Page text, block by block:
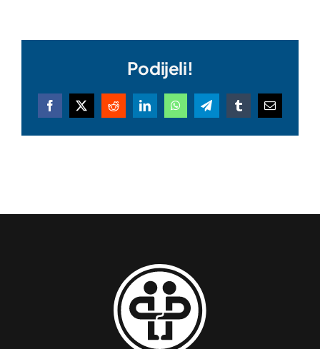
Podijeli!
Facebook
X RedditLinkedInWhatsAppTelegramTumblrEmail